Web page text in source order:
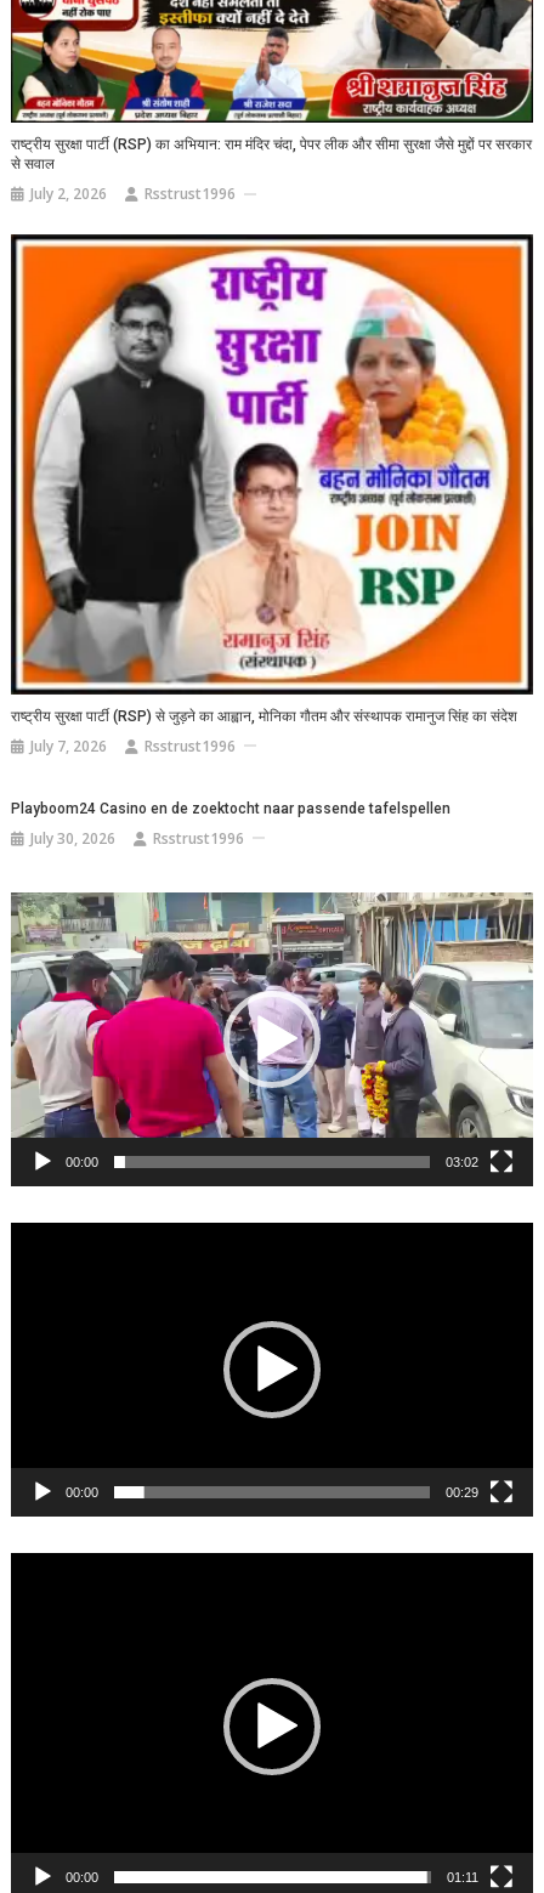
राष्ट्रीय सुरक्षा पार्टी (RSP) का अभियान: राम मंदिर चंदा, पेपर लीक और सीमा सुरक्षा जैसे मुद्दों पर सरकार
से सवाल
July 2, 2026 Rsstrust1996
राष्ट्रीय सुरक्षा पार्टी (RSP) से जुड़ने का आह्वान, मोनिका गौतम और संस्थापक रामानुज सिंह का संदेश
July 7, 2026 Rsstrust1996
Playboom24 Casino en de zoektocht naar passende tafelspellen
July 30, 2026 Rsstrust1996
Video
Player
00:00 03:02
00:00 00:29
00:00 01:11